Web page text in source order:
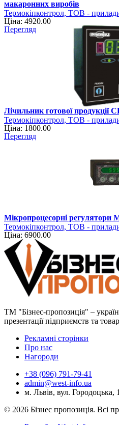
макаронних виробів
Термокіпконтрол, ТОВ -
регулятори
Ціна: 4920.00
Перегляд
Лічильник готової продукції
Термокіпконтрол, ТОВ -
регулятори
Ціна: 1800.00
Перегляд
Мікропроцесорні регулятори
Термокіпконтрол, ТОВ -
регулятори
Ціна: 6900.00
ТМ "Бізнес-пропозиція" –
презентації підприємств та
Рекламні сторінки
Про нас
Нагороди
+38 (096) 791-79-41
admin@west-info.ua
м. Львів, вул. Городоцька,
© 2026 Бізнес пропозиція. Всі